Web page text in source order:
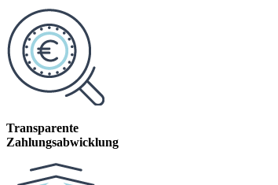
Transparente
Zahlungsabwicklung